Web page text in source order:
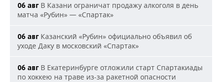
06 авг В Казани ограничат продажу алкоголя в день
матча «Рубин» — «Спартак»
06 авг Казанский «Рубин» официально объявил об
уходе Даку в московский «Спартак»
06 авг В Екатеринбурге отложили старт Спартакиады
по хоккею на траве из-за ракетной опасности